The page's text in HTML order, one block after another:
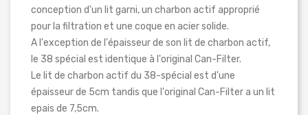
conception d'un lit garni, un charbon actif approprié
pour la filtration et une coque en acier solide.
A l'exception de l'épaisseur de son lit de charbon actif,
le 38 spécial est identique à l'original Can-Filter.
Le lit de charbon actif du 38-spécial est d'une
épaisseur de 5cm tandis que l'original Can-Filter a un lit
epais de 7,5cm.